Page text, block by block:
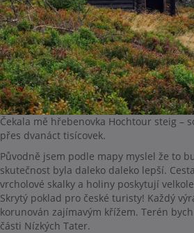
Čekala mě hřebenovka Hochtour steig –
přes dvanáct tisícovek.
Původně jsem podle mapy myslel že to
skutečnost byla daleko daleko lepší.
vrcholové skalky a holiny poskytují
Skrytý poklad pro české turisty! Každý
korunován zajímavým křížem. Terén
části Nízkých Tater.